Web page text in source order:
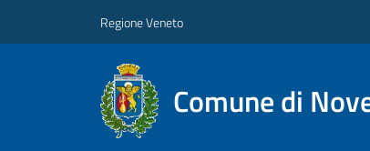
Regione Veneto
Comune di